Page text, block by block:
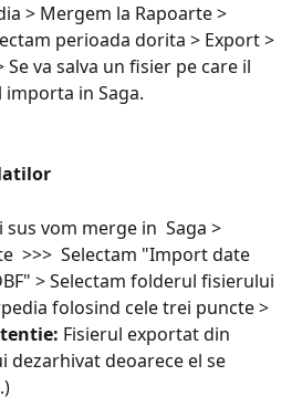
> Mergem la Rapoarte >
perioada dorita > Export >
va salva un fisier pe care il
in Saga.
vom merge in  Saga >
>>>  Selectam "Import date
> Selectam folderul fisierului
folosind cele trei puncte >
Fisierul exportat din
dezarhivat deoarece el se